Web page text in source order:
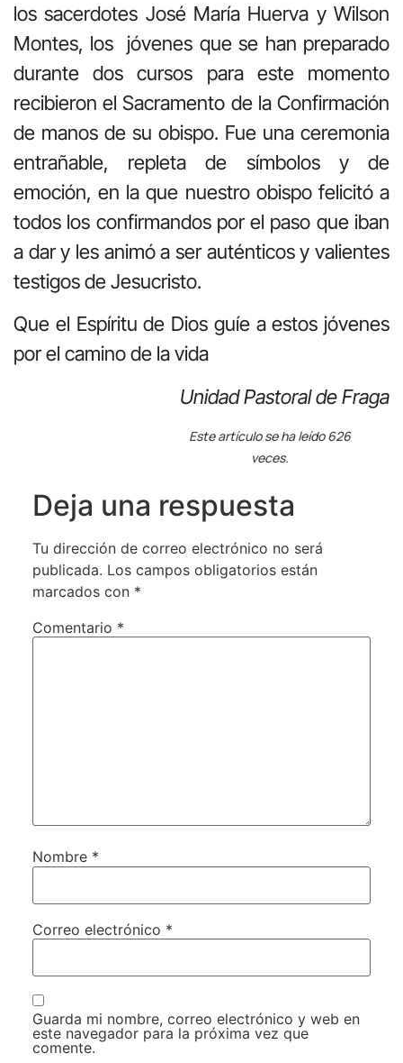
los sacerdotes José María Huerva y Wilson
Montes, los jóvenes que se han preparado
durante dos cursos para este momento
recibieron el Sacramento de la Confirmación
de manos de su obispo. Fue una ceremonia
entrañable, repleta de símbolos y de
emoción, en la que nuestro obispo felicitó a
todos los confirmandos por el paso que iban
a dar y les animó a ser auténticos y valientes
testigos de Jesucristo.
Que el Espíritu de Dios guíe a estos jóvenes
por el camino de la vida
Unidad Pastoral de Fraga
Este artículo se ha leído 626
veces.
Deja una respuesta
Tu dirección de correo electrónico no será
publicada. Los campos obligatorios están
marcados con *
Comentario *
Nombre *
Correo electrónico *
Guarda mi nombre, correo electrónico y web en
este navegador para la próxima vez que
comente.